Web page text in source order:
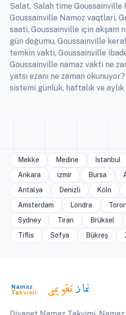
Salat, Salah time Goussainville
Goussainville Namoz vaqtlari,
saati, Goussainville için akşam
gün doğumu, Goussainville
temkin vakti, Goussainville
Goussainville namaz vakti ne
yatsı ezanı ne zaman
sistemi günlük, haftalık ve
Mekke Medine Istanbul
Ankara
izmir Bursa
Antalya
Denizli Köln
Amsterdam
Londra
Sydney
Tiran Brüksel
Tiflis
Sofya Bükreş